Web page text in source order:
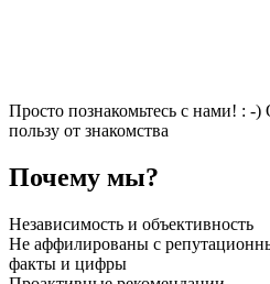
Просто познакомьтесь с нами! : -
пользу от знакомства
Почему мы?
Независимость и объективность
Не аффилированы с
факты и цифры